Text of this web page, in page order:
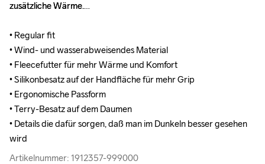
zusätzliche Wärme.
• Regular fit
• Wind- und wasserabweisendes Material
• Fleecefutter für mehr Wärme und Komfort
• Silikonbesatz auf der Handfläche für mehr Grip
• Ergonomische Passform
• Terry-Besatz auf dem Daumen
• Details die dafür sorgen, daß man im Dunkeln besser gesehen
wird
Artikelnummer: 1912357-999000
zusätzliche Wärme.
• Regular fit
• Wind- und wasserabweisendes Material
• Fleecefutter für mehr Wärme und Komfort
• Silikonbesatz auf der Handfläche für mehr Grip
• Ergonomische Passform
• Terry-Besatz auf dem Daumen
• Details die dafür sorgen, daß man im Dunkeln besser gesehen
wird
Artikelnummer: 1912357-999000